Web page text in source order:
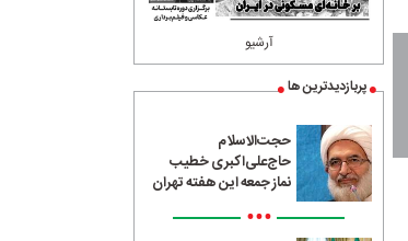
آرشیو
پربازدیدترین ها
حجت‌الاسلام
حاج‌علی‌اکبری خطیب
نماز جمعه این هفته تهران
•••